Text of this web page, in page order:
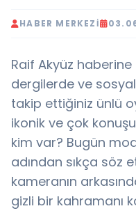
HABER MERKEZI
Raif Akyüz
dergilerde ve
takip ettiğiniz ünlü
ikonik ve çok
kim var? Bugün
adından sıkça söz
kameranın
gizli bir kahramanı